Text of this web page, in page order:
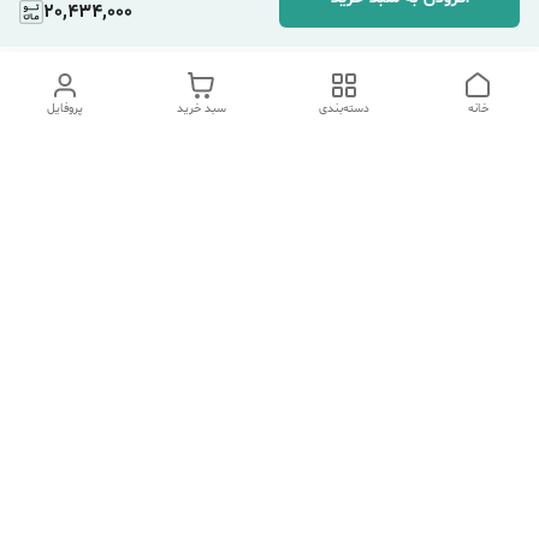
20,434,000
پروفایل سبد خرید دسته‌بندی خانه